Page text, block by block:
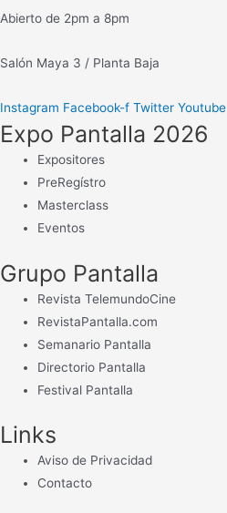
Abierto de 2pm a 8pm
Salón Maya 3 / Planta Baja
Instagram Facebook-f Twitter Youtube
Expo Pantalla 2026
Expositores
PreRegístro
Masterclass
Eventos
Grupo Pantalla
Revista TelemundoCine
RevistaPantalla.com
Semanario Pantalla
Directorio Pantalla
Festival Pantalla
Links
Aviso de Privacidad
Contacto